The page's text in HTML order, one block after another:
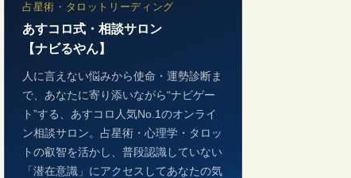
占星術・タロットリーディング
あすコロ式・相談サロン
【ナビるやん】
人に言えない悩みから使命・運勢診断ま
で、あなたに寄り添いながら“ナビゲー
ト”する、あすコロ人気No.1のオンライ
ン相談サロン。占星術・心理学・タロッ
トの叡智を活かし、普段認識していない
「潜在意識」にアクセスしてあなたの気